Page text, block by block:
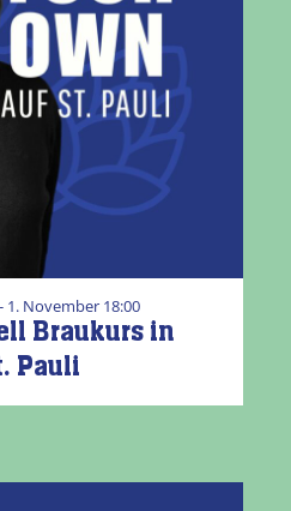
1. November 18:00
Braukurs in
Pauli